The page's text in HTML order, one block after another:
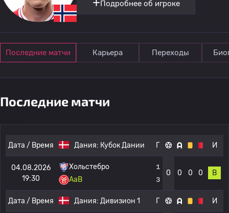
Подробнее об игроке
Последние матчи Карьера Переходы
Последние матчи
Дата / Время Дания: Кубок Дании Г И
04.08.2026
19:30
Хольстебро
AaB
1
3
0 0 0 0 В
Дата / Время Дания: Дивизион 1 Г И